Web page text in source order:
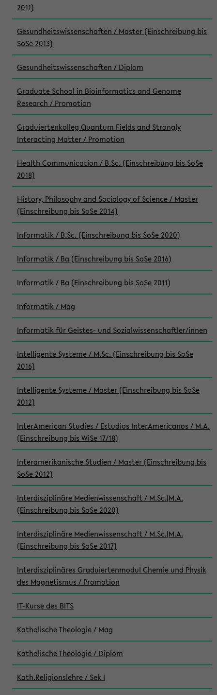
2011)
Gesundheitswissenschaften / Master (Einschreibung bis
SoSe 2013)
Gesundheitswissenschaften / Diplom
Graduate School in Bioinformatics and Genome
Research / Promotion
Graduiertenkolleg Quantum Fields and Strongly
Interacting Matter / Promotion
Health Communication / B.Sc. (Einschreibung bis SoSe
2018)
History, Philosophy and Sociology of Science / Master
(Einschreibung bis SoSe 2014)
Informatik / B.Sc. (Einschreibung bis SoSe 2020)
Informatik / Ba (Einschreibung bis SoSe 2016)
Informatik / Ba (Einschreibung bis SoSe 2011)
Informatik / Mag
Informatik für Geistes- und Sozialwissenschaftler/innen
Intelligente Systeme / M.Sc. (Einschreibung bis SoSe
2016)
Intelligente Systeme / Master (Einschreibung bis SoSe
2012)
InterAmerican Studies / Estudios InterAmericanos / M.A.
(Einschreibung bis WiSe 17/18)
Interamerikanische Studien / Master (Einschreibung bis
SoSe 2012)
Interdisziplinäre Medienwissenschaft / M.Sc.|M.A.
(Einschreibung bis SoSe 2020)
Interdisziplinäre Medienwissenschaft / M.Sc.|M.A.
(Einschreibung bis SoSe 2017)
Interdisziplinäres Graduiertenmodul Chemie und Physik
des Magnetismus / Promotion
IT-Kurse des BITS
Katholische Theologie / Mag
Katholische Theologie / Diplom
Kath.Religionslehre / Sek I